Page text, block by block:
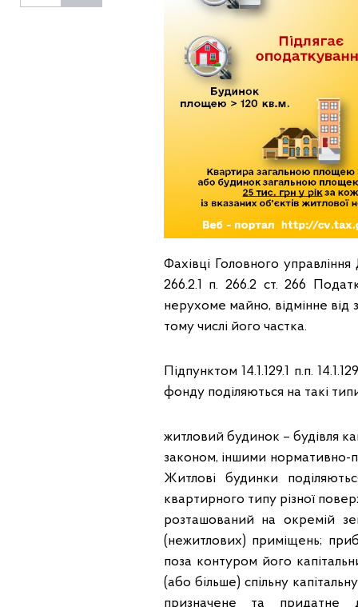
Фахівці Головного
266.2.1 п. 266.2 ст. 266
нерухоме майно, відмінне від
тому числі його частка.
Підпунктом 14.1.129.1 п.п.
фонду поділяються на такі
житловий будинок – будівля
законом, іншими нормативно-
Житлові будинки
квартирного типу різної
розташований на окремій
(нежитлових) приміщень;
поза контуром його
(або більше) спільну
призначене та